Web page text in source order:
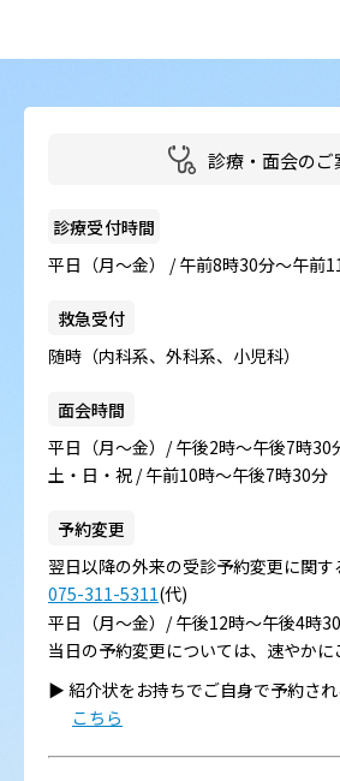
診療・面会のご
診療受付時間
平日（月～金） / 午前8時30分～午前
救急受付
随時（内科系、外科系、小児科）
面会時間
平日（月～金）/ 午後2時～午後7時30
土・日・祝 / 午前10時～午後7時30分
予約変更
翌日以降の外来の受診予約変更に関す
075-311-5311(代)
平日（月～金）/ 午後12時～午後4時
当日の予約変更については、速やかに
▶︎ 紹介状をお持ちでご自身で予約さ
こちら